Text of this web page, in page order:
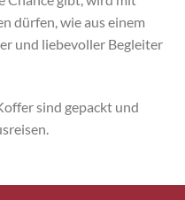
dürfen, wie aus einem
und liebevoller Begleiter
sind gepackt und